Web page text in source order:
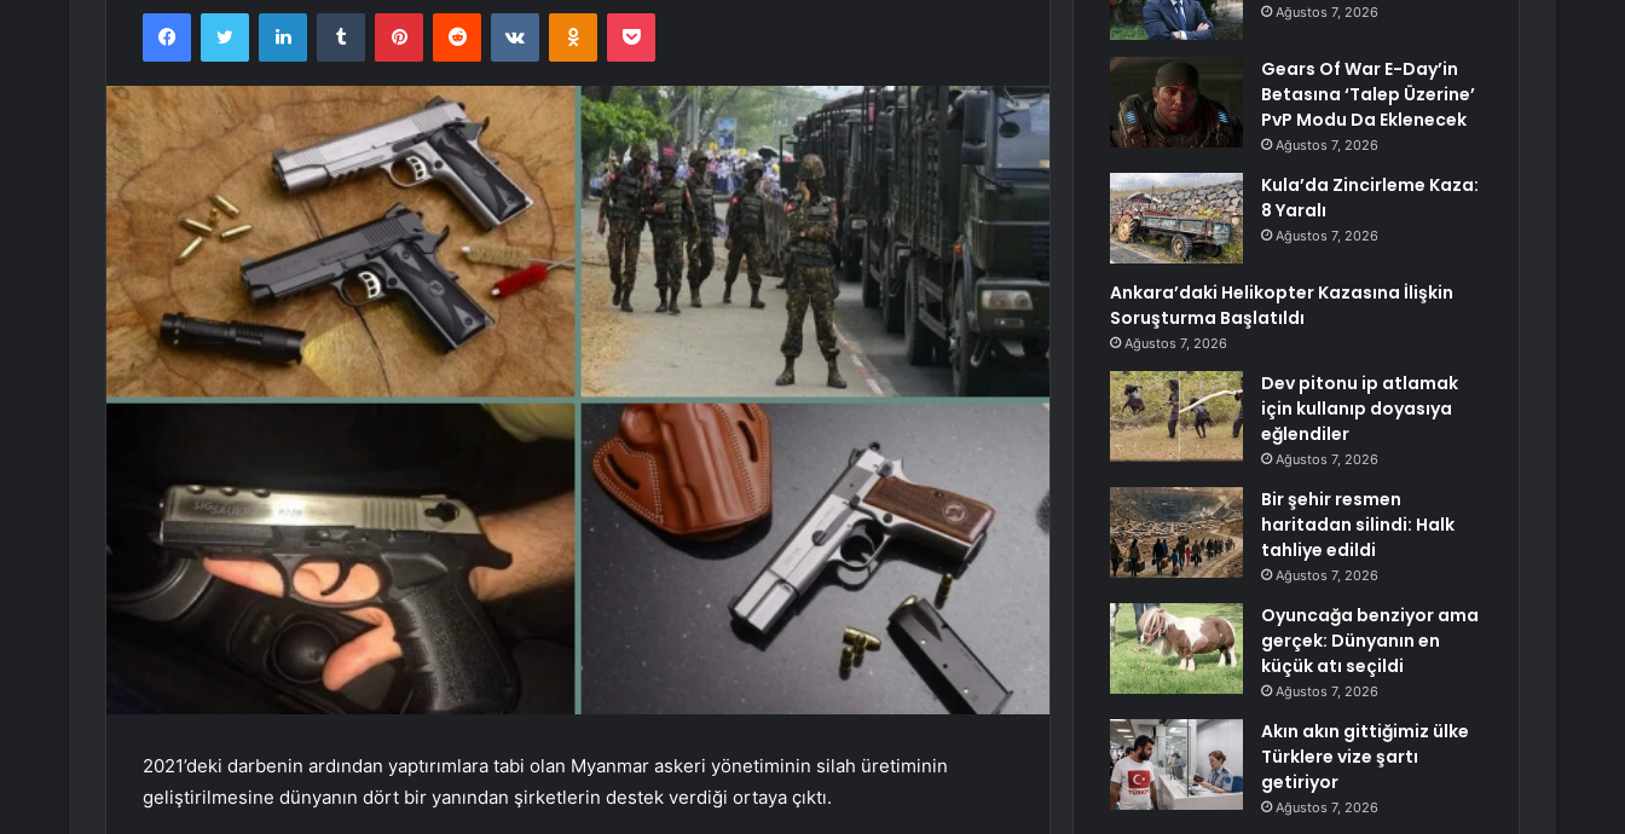
FacebookTwitter LinkedInTumblr PinterestReddit VKontakteOdnoklassniki
Pocket
2021’deki darbenin ardından yaptırımlara tabi olan Myanmar askeri yönetiminin silah üretiminin
geliştirilmesine dünyanın dört bir yanından şirketlerin destek verdiği ortaya çıktı.
Ağustos 7, 2026
Gears Of War E-Day’in
Betasına ‘Talep Üzerine’
PvP Modu Da Eklenecek
Ağustos 7, 2026
Kula’da Zincirleme Kaza:
8 Yaralı
Ağustos 7, 2026
Ankara’daki Helikopter Kazasına İlişkin
Soruşturma Başlatıldı
Ağustos 7, 2026
Dev pitonu ip atlamak
için kullanıp doyasıya
eğlendiler
Ağustos 7, 2026
Bir şehir resmen
haritadan silindi: Halk
tahliye edildi
Ağustos 7, 2026
Oyuncağa benziyor ama
gerçek: Dünyanın en
küçük atı seçildi
Ağustos 7, 2026
Akın akın gittiğimiz ülke
Türklere vize şartı
getiriyor
Ağustos 7, 2026